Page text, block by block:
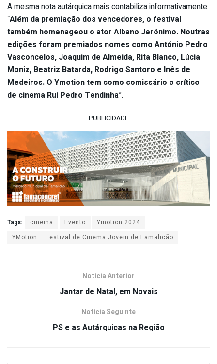
A mesma nota autárquica mais contabiliza informativamente:
“Além da premiação dos vencedores, o festival
também homenageou o ator Albano Jerónimo. Noutras
edições foram premiados nomes como António Pedro
Vasconcelos, Joaquim de Almeida, Rita Blanco, Lúcia
Moniz, Beatriz Batarda, Rodrigo Santoro e Inês de
Medeiros. O Ymotion tem como comissário o crítico
de cinema Rui Pedro Tendinha”.
PUBLICIDADE
Tags: cinema Evento
Ymotion 2024
YMotion – Festival de Cinema Jovem de Famalicão
Notícia Anterior
Jantar de Natal, em Novais
Notícia Seguinte
PS e as Autárquicas na Região